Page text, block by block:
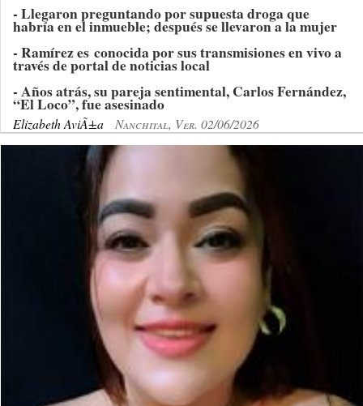
- Llegaron preguntando por supuesta droga que
habría en el inmueble; después se llevaron a la mujer
- Ramírez es conocida por sus transmisiones en vivo a
través de portal de noticias local
- Años atrás, su pareja sentimental, Carlos Fernández,
“El Loco”, fue asesinado
Elizabeth AviÃ±a Nanchital, Ver. 02/06/2026